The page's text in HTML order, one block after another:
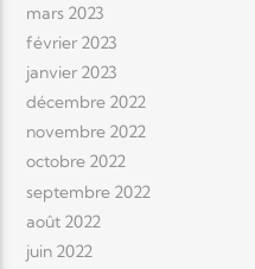
mars 2023
février 2023
janvier 2023
décembre 2022
novembre 2022
octobre 2022
septembre 2022
août 2022
juin 2022